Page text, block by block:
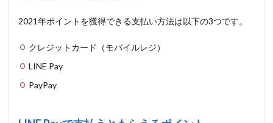
2021年ポイントを獲得できる支払い方法は以下の3つです。
クレジットカード（モバイルレジ）
LINE Pay
PayPay